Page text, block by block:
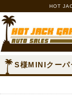
HOT
S様MINIクーパ